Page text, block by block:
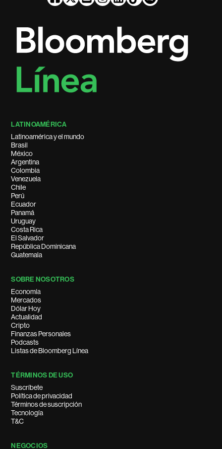
LATINOAMÉRICA
Latinoamérica y el mundo
Brasil
México
Argentina
Colombia
Venezuela
Chile
Perú
Ecuador
Panamá
Uruguay
Costa Rica
El Salvador
República Dominicana
Guatemala
SOBRE NOSOTROS
Economía
Mercados
Dólar Hoy
Actualidad
Cripto
Finanzas Personales
Podcasts
Listas de Bloomberg Línea
TÉRMINOS DE USO
Suscríbete
Política de privacidad
Términos de suscripción
Tecnología
T&C
NEGOCIOS